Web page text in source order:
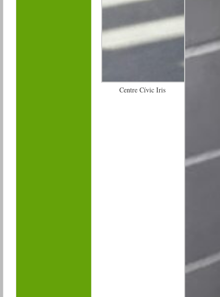
Centre Cívic Iris